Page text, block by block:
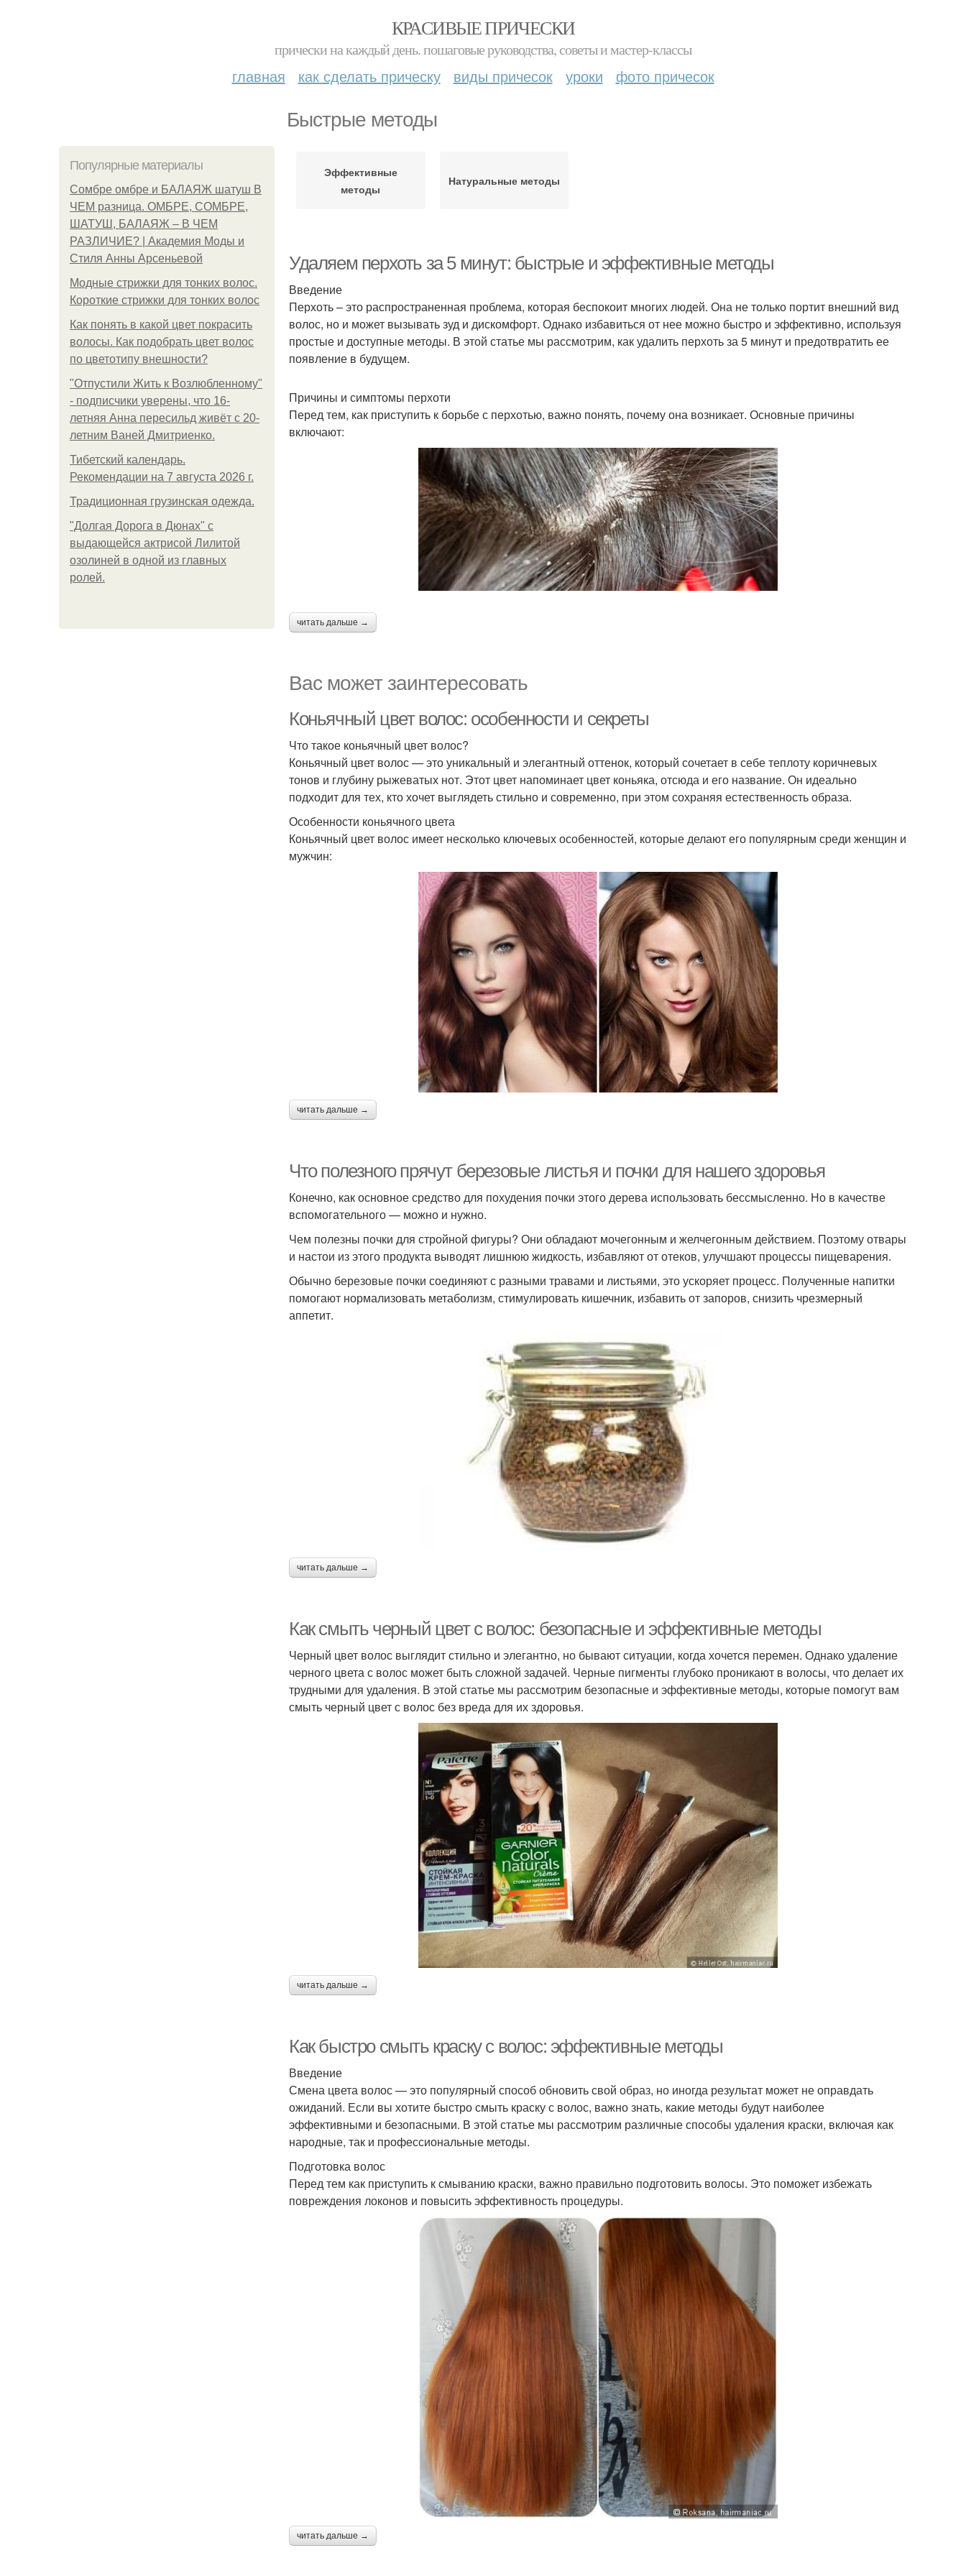
КРАСИВЫЕ ПРИЧЕСКИ
прически на каждый день. пошаговые руководства, советы и мастер-классы
главная как сделать прическу виды причесок уроки фото причесок
Быстрые методы
Популярные материалы
Сомбре омбре и БАЛАЯЖ шатуш В
ЧЕМ разница. ОМБРЕ, СОМБРЕ,
ШАТУШ, БАЛАЯЖ – В ЧЕМ
РАЗЛИЧИЕ? | Академия Моды и
Стиля Анны Арсеньевой
Модные стрижки для тонких волос.
Короткие стрижки для тонких волос
Как понять в какой цвет покрасить
волосы. Как подобрать цвет волос
по цветотипу внешности?
"Отпустили Жить к Возлюбленному"
- подписчики уверены, что 16-
летняя Анна пересильд живёт с 20-
летним Ваней Дмитриенко.
Тибетский календарь.
Рекомендации на 7 августа 2026 г.
Традиционная грузинская одежда.
"Долгая Дорога в Дюнах" с
выдающейся актрисой Лилитой
озолиней в одной из главных
ролей.
Эффективные
методы
Натуральные методы
Удаляем перхоть за 5 минут: быстрые и эффективные методы
Введение
Перхоть – это распространенная проблема, которая беспокоит многих людей. Она не только портит внешний вид
волос, но и может вызывать зуд и дискомфорт. Однако избавиться от нее можно быстро и эффективно, используя
простые и доступные методы. В этой статье мы рассмотрим, как удалить перхоть за 5 минут и предотвратить ее
появление в будущем.
Причины и симптомы перхоти
Перед тем, как приступить к борьбе с перхотью, важно понять, почему она возникает. Основные причины
включают:
читать дальше →
Вас может заинтересовать
Коньячный цвет волос: особенности и секреты
Что такое коньячный цвет волос?
Коньячный цвет волос — это уникальный и элегантный оттенок, который сочетает в себе теплоту коричневых
тонов и глубину рыжеватых нот. Этот цвет напоминает цвет коньяка, отсюда и его название. Он идеально
подходит для тех, кто хочет выглядеть стильно и современно, при этом сохраняя естественность образа.
Особенности коньячного цвета
Коньячный цвет волос имеет несколько ключевых особенностей, которые делают его популярным среди женщин и
мужчин:
читать дальше →
Что полезного прячут березовые листья и почки для нашего здоровья
Конечно, как основное средство для похудения почки этого дерева использовать бессмысленно. Но в качестве
вспомогательного — можно и нужно.
Чем полезны почки для стройной фигуры? Они обладают мочегонным и желчегонным действием. Поэтому отвары
и настои из этого продукта выводят лишнюю жидкость, избавляют от отеков, улучшают процессы пищеварения.
Обычно березовые почки соединяют с разными травами и листьями, это ускоряет процесс. Полученные напитки
помогают нормализовать метаболизм, стимулировать кишечник, избавить от запоров, снизить чрезмерный
аппетит.
читать дальше →
Как смыть черный цвет с волос: безопасные и эффективные методы
Черный цвет волос выглядит стильно и элегантно, но бывают ситуации, когда хочется перемен. Однако удаление
черного цвета с волос может быть сложной задачей. Черные пигменты глубоко проникают в волосы, что делает их
трудными для удаления. В этой статье мы рассмотрим безопасные и эффективные методы, которые помогут вам
смыть черный цвет с волос без вреда для их здоровья.
читать дальше →
Как быстро смыть краску с волос: эффективные методы
Введение
Смена цвета волос — это популярный способ обновить свой образ, но иногда результат может не оправдать
ожиданий. Если вы хотите быстро смыть краску с волос, важно знать, какие методы будут наиболее
эффективными и безопасными. В этой статье мы рассмотрим различные способы удаления краски, включая как
народные, так и профессиональные методы.
Подготовка волос
Перед тем как приступить к смыванию краски, важно правильно подготовить волосы. Это поможет избежать
повреждения локонов и повысить эффективность процедуры.
читать дальше →